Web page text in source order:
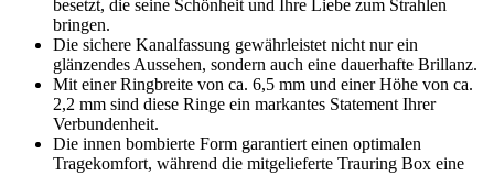
besetzt, die seine Schönheit und Ihre Liebe zum Strahlen
bringen.
Die sichere Kanalfassung gewährleistet nicht nur ein
glänzendes Aussehen, sondern auch eine dauerhafte Brillanz.
Mit einer Ringbreite von ca. 6,5 mm und einer Höhe von ca.
2,2 mm sind diese Ringe ein markantes Statement Ihrer
Verbundenheit.
Die innen bombierte Form garantiert einen optimalen
Tragekomfort, während die mitgelieferte Trauring Box eine